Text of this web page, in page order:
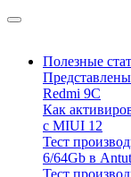
Полезные
Redmi 9C
Как
с MIUI 12
Тест
6/64Gb в
Тест